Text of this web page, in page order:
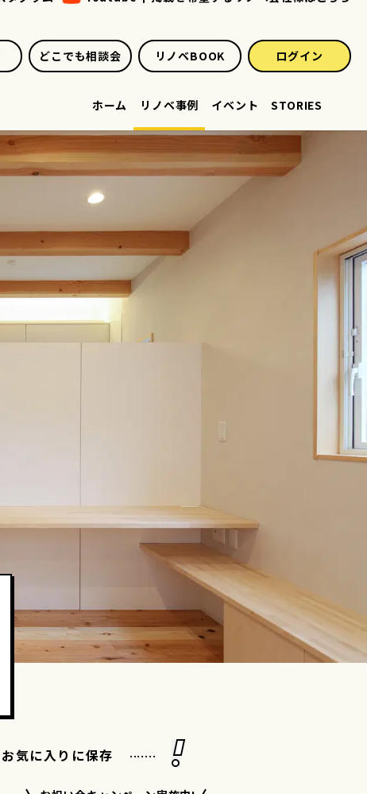
どこでも相談会 リノベBOOK ログイン
ホーム リノベ事例 イベント STORIES
お気に入りに保存 .......